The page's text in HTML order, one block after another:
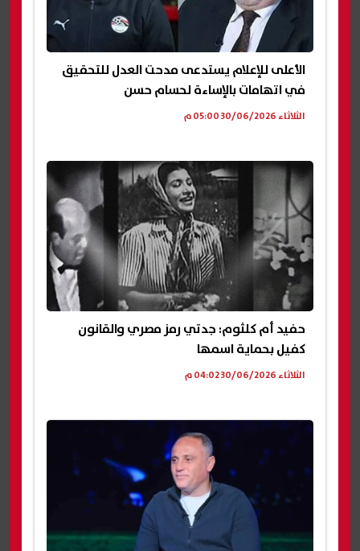
الأعلى للإعلام يستدعى مدحت العدل للتحقيق
في اتهامات بالإساءة لحسام حسن
الثلاثاء 30/06/2026 05:00 م
حفيد أم كلثوم: جدتي رمز مصري والقانون
كفيل بحماية اسمها
الثلاثاء 30/06/2026 04:02 م